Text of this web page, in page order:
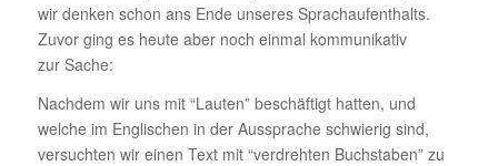
wir denken schon ans Ende unseres Sprach­auf­ent­halts.
Zuvor ging es heute aber noch einmal kommu­ni­kativ
zur Sache:
Nachdem wir uns mit “Lauten” beschäf­tigt hatten, und
welche im Engli­schen in der Aussprache schwierig sind,
versuchten wir einen Text mit “verdrehten Buch­staben” zu